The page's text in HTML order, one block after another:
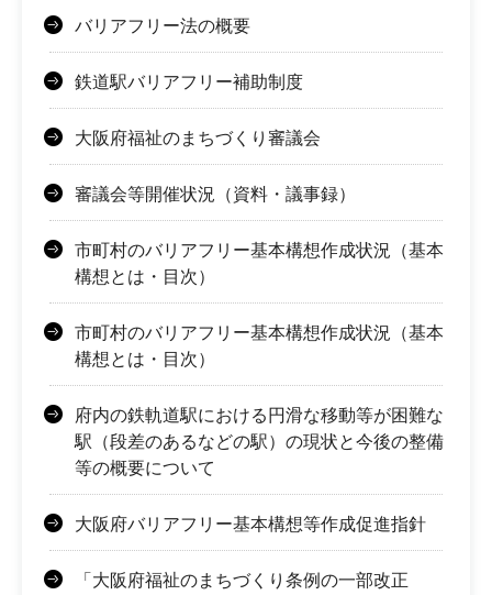
バリアフリー法の概要
鉄道駅バリアフリー補助制度
大阪府福祉のまちづくり審議会
審議会等開催状況（資料・議事録）
市町村のバリアフリー基本構想作成状況（基本
構想とは・目次）
市町村のバリアフリー基本構想作成状況（基本
構想とは・目次）
府内の鉄軌道駅における円滑な移動等が困難な
駅（段差のあるなどの駅）の現状と今後の整備
等の概要について
大阪府バリアフリー基本構想等作成促進指針
「大阪府福祉のまちづくり条例の一部改正